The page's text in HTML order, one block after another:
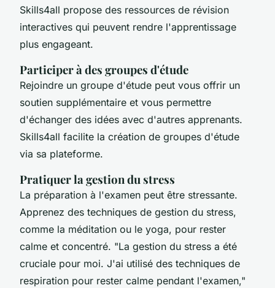
Skills4all propose des ressources de révision
interactives qui peuvent rendre l'apprentissage
plus engageant.
Participer à des groupes d'étude
Rejoindre un groupe d'étude peut vous offrir un
soutien supplémentaire et vous permettre
d'échanger des idées avec d'autres apprenants.
Skills4all facilite la création de groupes d'étude
via sa plateforme.
Pratiquer la gestion du stress
La préparation à l'examen peut être stressante.
Apprenez des techniques de gestion du stress,
comme la méditation ou le yoga, pour rester
calme et concentré. "La gestion du stress a été
cruciale pour moi. J'ai utilisé des techniques de
respiration pour rester calme pendant l'examen,"